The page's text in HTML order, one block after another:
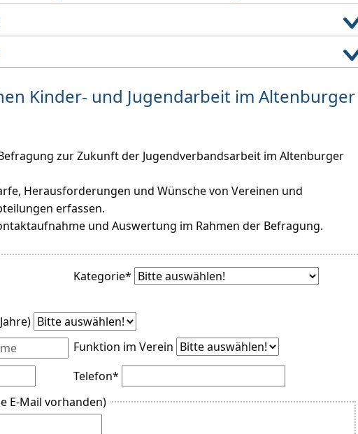
Kinder- und Jugendarbeit im Altenburger